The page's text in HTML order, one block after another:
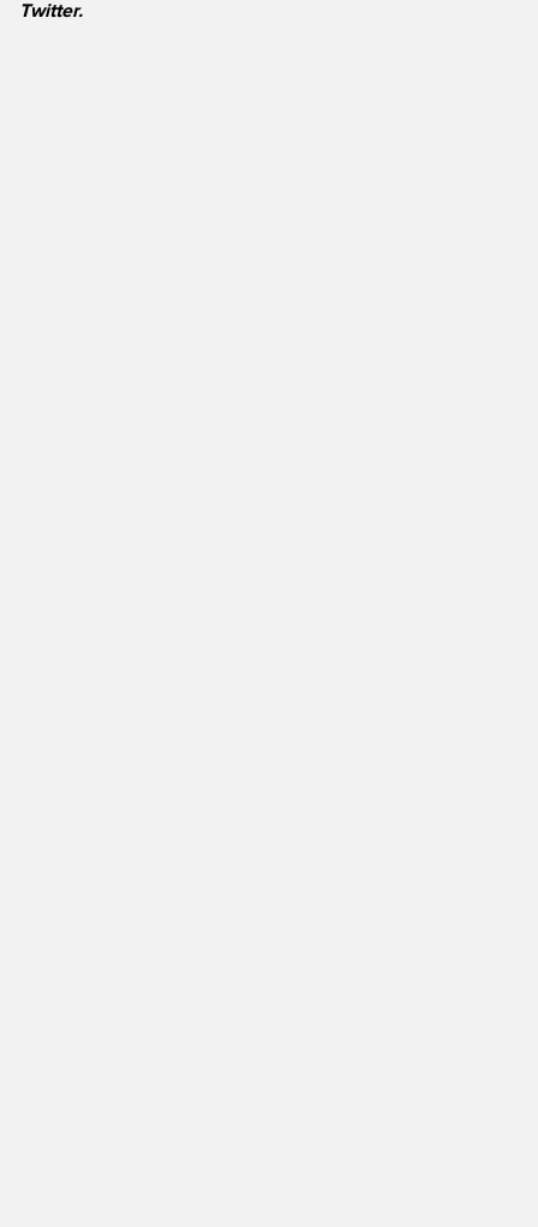
Twitter.